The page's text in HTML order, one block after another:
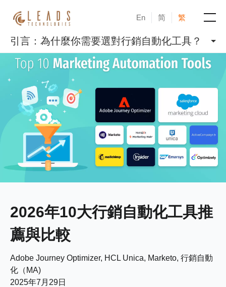
En 简 繁
產品
成功案例
新聞與活動
部落格
2026年10大行銷自動化工具推
薦與比較
Adobe Journey Optimizer, HCL Unica, Marketo, 行銷自動
化（MA)
2025年7月29日
引言：為什麼你需要選對行銷自動化工具？